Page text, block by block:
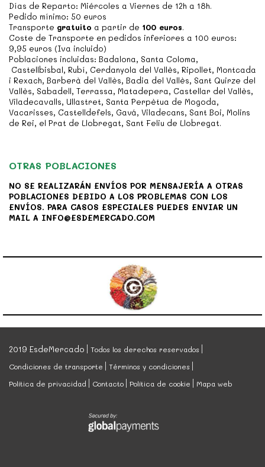
Días de Reparto: Miércoles a Viernes de 12h a 18h.
Pedido mínimo: 50 euros
Transporte gratuito a partir de 100 euros.
Coste de Transporte en pedidos inferiores a 100 euros:
9,95 euros (Iva incluido)
Poblaciones incluidas: Badalona, Santa Coloma,
Castellbisbal, Rubí, Cerdanyola del Vallès, Ripollet, Montcada
i Rexach, Barberà del Vallès, Badia del Vallès, Sant Quirze del
Vallès, Sabadell, Terrassa, Matadepera, Castellar del Vallès,
Viladecavalls, Ullastret, Santa Perpètua de Mogoda,
Vacarisses, Castelldefels, Gavá, Viladecans, Sant Boi, Molins
de Rei, el Prat de Llobregat, Sant Feliu de Llobregat.
OTRAS POBLACIONES
NO SE REALIZARÁN ENVÍOS POR MENSAJERÍA A OTRAS
POBLACIONES DEBIDO A LOS PROBLEMAS CON LOS
ENVÍOS. PARA CASOS ESPECIALES PUEDES ENVIAR UN
MAIL A INFO@ESDEMERCADO.COM
2019 EsdeMercado
Todos los derechos reservados
Condiciones de transporte
Términos y condiciones
Política de privacidad
Contacto Política de cookie Mapa web